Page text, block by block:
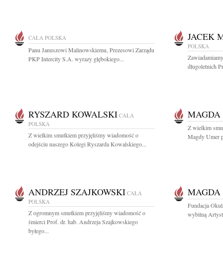
CAŁA POLSKA
Panu Januszowi Malinowskiemu, Prezesowi Zarządu
PKP Intercity S.A. wyrazy głębokiego...
JACEK
POLSKA
długoletnich
RYSZARD KOWALSKI CAŁA
POLSKA
Z wielkim smutkiem przyjęliśmy wiadomość o
odejściu naszego Kolegi Ryszarda Kowalskiego...
MAGDA
Z wielkim
Magdy Umer
ANDRZEJ SZAJKOWSKI CAŁA
POLSKA
Z ogromnym smutkiem przyjęliśmy wiadomość o
śmierci Prof. dr. hab. Andrzeja Szajkowskiego
byłego...
MAGDA
Fundacja
wybitną